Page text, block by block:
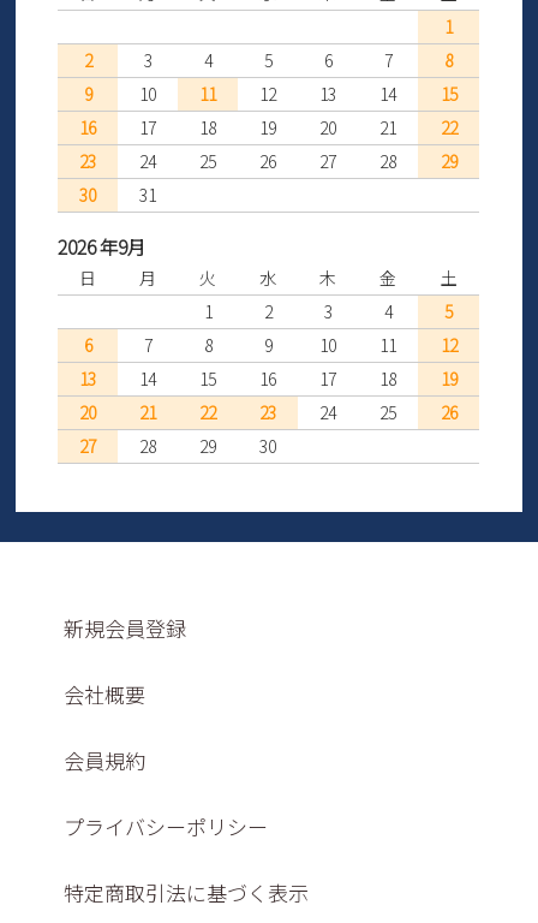
1
2
3 4 5 6 7
8
9
10 11 12 13 14
15
16
17 18 19 20 21
22
23
24 25 26 27 28
29
30
31
2026 年9月
日 月 火 水 木 金
土
1
2 3 4
5
6
7 8 9 10 11
12
13
14 15 16 17 18
19
20
21 22 23 24 25
26
27
28 29 30
新規会員登録
会社概要
会員規約
プライバシーポリシー
特定商取引法に基づく表示